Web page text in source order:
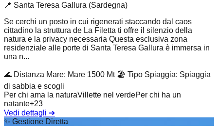
📍 Santa Teresa Gallura (Sardegna)
Se cerchi un posto in cui rigenerati staccando dal caos
cittadino la struttura de La Filetta ti offre il silenzio della
natura e la privacy necessaria Questa esclusiva zona
residenziale alle porte di Santa Teresa Gallura è immersa in
una n...
🌊 Distanza Mare: Mare 1500 Mt 🏖️ Tipo Spiaggia: Spiaggia
di sabbia e scogli
Per chi ama la naturaVillette nel verdePer chi ha un
natante+23
Vedi dettagli ➔
✨ Gestione Diretta